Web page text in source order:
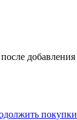
добавления
покупки